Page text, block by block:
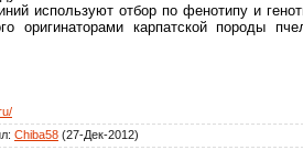
используют отбор по фенотипу и
оригинаторами карпатской породы
: Chiba58 (27-Дек-2012)